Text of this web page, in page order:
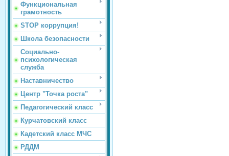
Функциональная
грамотность
STOP коррупция!
Школа безопасности
Социально-
психологическая
служба
Наставничество
Центр "Точка роста"
Педагогический класс
Курчатовский класс
Кадетский класс МЧС
РДДМ